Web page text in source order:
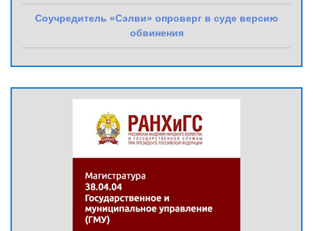
Соучредитель «Сэлви» опроверг в суде версию
обвинения